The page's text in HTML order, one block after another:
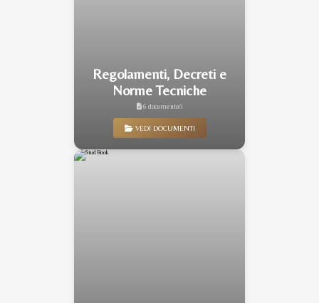
Regolamenti, Decreti e
Norme Tecniche
6 documento/i
VEDI DOCUMENTI